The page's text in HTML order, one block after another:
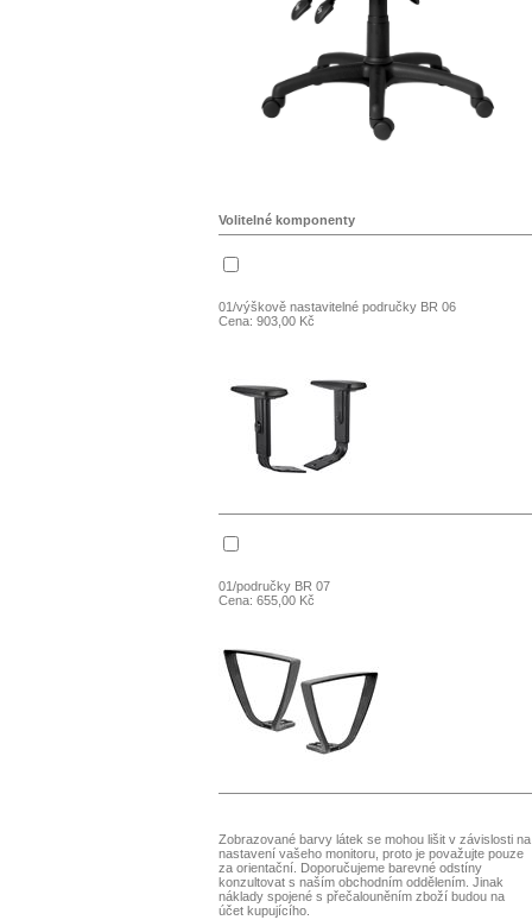
Volitelné komponenty
01/výškově nastavitelné područky BR 06
Cena: 903,00 Kč
01/područky BR 07
Cena: 655,00 Kč
Zobrazované barvy látek se mohou lišit v závislosti na
nastavení vašeho monitoru, proto je považujte pouze
za orientační. Doporučujeme barevné odstíny
konzultovat s naším obchodním oddělením. Jinak
náklady spojené s přečalouněním zboží budou na
účet kupujícího.